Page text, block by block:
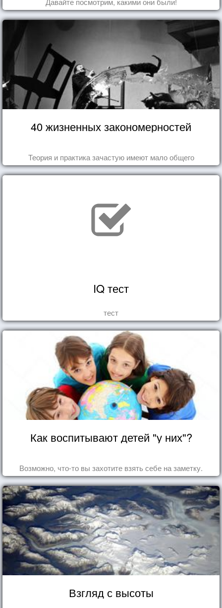
40 жизненных закономерностей
Теория и практика зачастую имеют мало общего
IQ тест
тест
Как воспитывают детей "у них"?
Возможно, что-то вы захотите взять себе на заметку.
Взгляд с высоты